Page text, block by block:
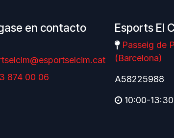
Esports El
Passeig de
(Barcelona)
A58225988
10:00-
en contacto
874 00 06